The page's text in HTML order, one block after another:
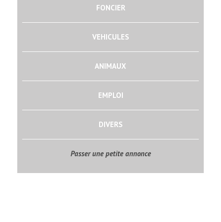
FONCIER
VEHICULES
ANIMAUX
EMPLOI
DIVERS
Passer une petite annonce